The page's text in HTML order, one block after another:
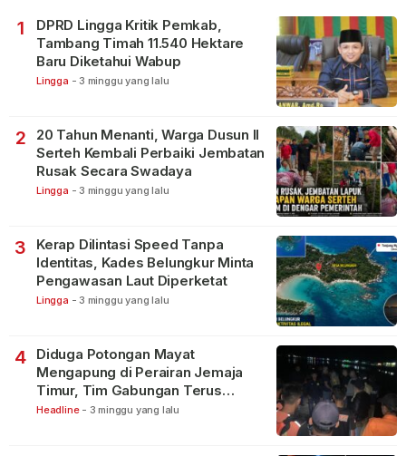
1
DPRD Lingga Kritik Pemkab,
Tambang Timah 11.540 Hektare
Baru Diketahui Wabup
Lingga - 3 minggu yang lalu
2
20 Tahun Menanti, Warga Dusun II
Serteh Kembali Perbaiki Jembatan
Rusak Secara Swadaya
Lingga - 3 minggu yang lalu
3
Kerap Dilintasi Speed Tanpa
Identitas, Kades Belungkur Minta
Pengawasan Laut Diperketat
Lingga - 3 minggu yang lalu
4
Diduga Potongan Mayat
Mengapung di Perairan Jemaja
Timur, Tim Gabungan Terus
Lakukan Pencarian
Headline - 3 minggu yang lalu